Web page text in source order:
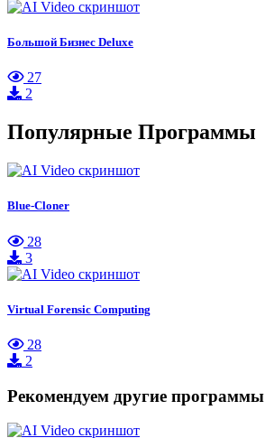
Большой Бизнес Deluxe
27
2
Популярные Программы
Blue-Cloner
28
3
Virtual Forensic Computing
28
2
Рекомендуем другие программы